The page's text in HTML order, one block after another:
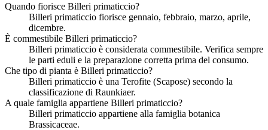
Quando fiorisce Billeri primaticcio?
Billeri primaticcio fiorisce gennaio, febbraio, marzo, aprile,
dicembre.
È commestibile Billeri primaticcio?
Billeri primaticcio è considerata commestibile. Verifica sempre
le parti eduli e la preparazione corretta prima del consumo.
Che tipo di pianta è Billeri primaticcio?
Billeri primaticcio è una Terofite (Scapose) secondo la
classificazione di Raunkiaer.
A quale famiglia appartiene Billeri primaticcio?
Billeri primaticcio appartiene alla famiglia botanica
Brassicaceae.